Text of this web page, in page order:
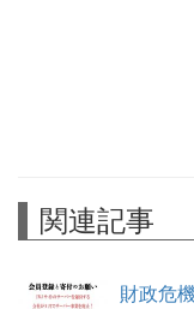
関連記事
財政危